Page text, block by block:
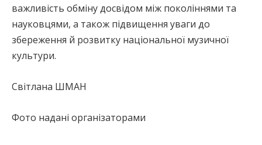
важливість обміну досвідом між поколіннями та
науковцями, а також підвищення уваги до
збереження й розвитку національної музичної
культури.
Світлана ШМАН
Фото надані організаторами